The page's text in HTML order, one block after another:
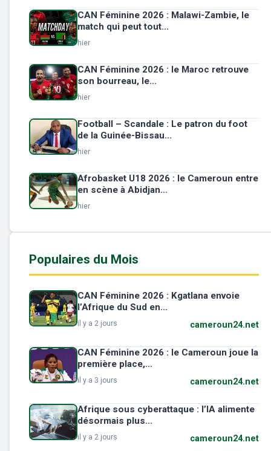
CAN Féminine 2026 : Malawi-Zambie, le
match qui peut tout...
hier
CAN Féminine 2026 : le Maroc retrouve
son bourreau, le...
hier
Football – Scandale : Le patron du foot
de la Guinée-Bissau...
hier
Afrobasket U18 2026 : le Cameroun entre
en scène à Abidjan...
hier
Populaires du Mois
CAN Féminine 2026 : Kgatlana envoie
l’Afrique du Sud en...
il y a 2 jours cameroun24.net
CAN Féminine 2026 : le Cameroun joue la
première place,...
il y a 3 jours cameroun24.net
Afrique sous cyberattaque : l’IA alimente
désormais plus...
il y a 2 jours cameroun24.net